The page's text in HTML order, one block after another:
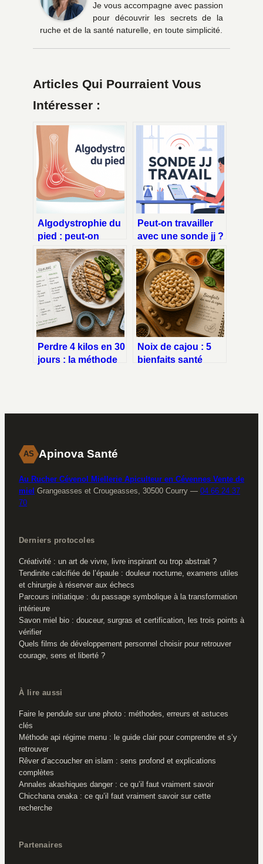
Je vous accompagne avec passion
pour découvrir les secrets de la
ruche et de la santé naturelle, en toute simplicité.
Articles Qui Pourraient Vous
Intéresser :
Algodystrophie du
pied : peut-on
marcher
normalement ?
Peut-on travailler
avec une sonde jj ?
ce qu’il faut
vraiment savoir
Perdre 4 kilos en 30
jours : la méthode
durable
Noix de cajou : 5
bienfaits santé
AS Apinova Santé
Au Rucher Cévenol Miellerie Apiculteur en Cévennes Vente de
miel Grangeasses et Crougeasses, 30500 Courry — 04 66 24 37
70
Derniers protocoles
Créativité : un art de vivre, livre inspirant ou trop abstrait ?
Tendinite calcifiée de l’épaule : douleur nocturne, examens utiles
et chirurgie à réserver aux échecs
Parcours initiatique : du passage symbolique à la transformation
intérieure
Savon miel bio : douceur, surgras et certification, les trois points à
vérifier
Quels films de développement personnel choisir pour retrouver
courage, sens et liberté ?
À lire aussi
Faire le pendule sur une photo : méthodes, erreurs et astuces
clés
Méthode api régime menu : le guide clair pour comprendre et s’y
retrouver
Rêver d’accoucher en islam : sens profond et explications
complètes
Annales akashiques danger : ce qu’il faut vraiment savoir
Chicchana onaka : ce qu’il faut vraiment savoir sur cette
recherche
Partenaires